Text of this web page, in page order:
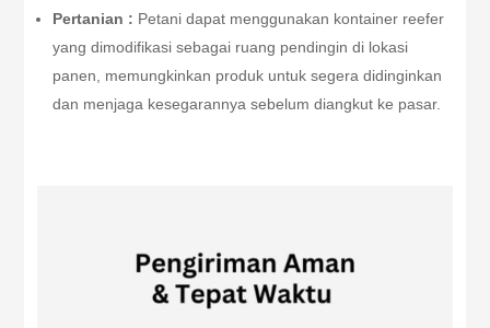
Pertanian : Petani dapat menggunakan kontainer reefer
yang dimodifikasi sebagai ruang pendingin di lokasi
panen, memungkinkan produk untuk segera didinginkan
dan menjaga kesegarannya sebelum diangkut ke pasar.